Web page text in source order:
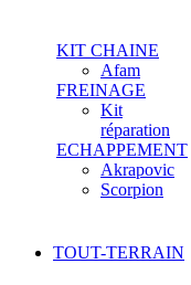
KIT CHAINE
Afam
FREINAGE
Kit
réparation
ECHAPPEMENT
Akrapovic
Scorpion
TOUT-TERRAIN